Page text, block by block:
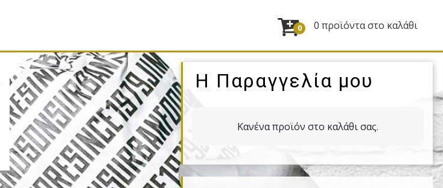
0 0 προϊόντα στο καλάθι
Η Παραγγελία μου
Κανένα προϊόν στο καλάθι σας.